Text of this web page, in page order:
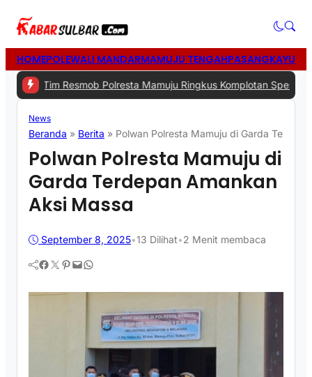
HOMEPOLEWALI MANDARMAMUJU TENGAHPASANGKAYU
Resmob Polresta Mamuju Ringkus Komplotan Spesialis
News
Beranda » Berita » Polwan Polresta Mamuju di Garda
Polwan Polresta Mamuju di
Garda Terdepan Amankan
Aksi Massa
September 8, 2025•13 Dilihat•2 Menit membaca
Facebook Twitter Pinterest Mail WhatsApp